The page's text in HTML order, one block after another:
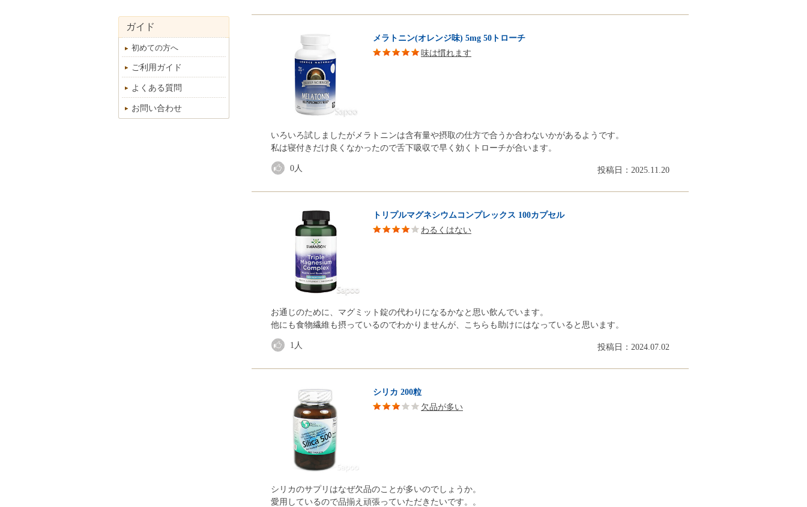
メラトニン(オレンジ味) 5mg 50トローチ
味は慣れます
いろいろ試しましたがメラトニンは含有量や摂取の仕方で合うか合わないかがあるようです。
私は寝付きだけ良くなかったので舌下吸収で早く効くトローチが合います。
投稿日：2025.11.20
0人
トリプルマグネシウムコンプレックス 100カプセル
わるくはない
お通じのために、マグミット錠の代わりになるかなと思い飲んでいます。
他にも食物繊維も摂っているのでわかりませんが、こちらも助けにはなっていると思います。
投稿日：2024.07.02
1 人
シリカ 200粒
欠品が多い
シリカのサプリはなぜ欠品のことが多いのでしょうか。
愛用しているので品揃え頑張っていただきたいです。。
ガイド
初めての方へ
ご利用ガイド
よくある質問
お問い合わせ